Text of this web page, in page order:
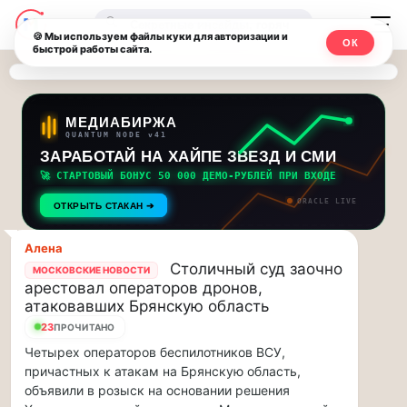
Последние
новости
и
обновления
потока:
Друзья,
приглашаем
на
музыкальную
прогулку
по
Москве
Чайковского!…
приглашаем
на
музыкальную
Москвичи.net
—
Главный
столичный
чат-
мессенджер,
новости
и
инсайды
Москвы
🔍
МЕДИАБИРЖА
QUANTUM NODE v41
ЗАРАБОТАЙ НА ХАЙПЕ ЗВЕЗД И СМИ
🚀 СТАРТОВЫЙ БОНУС 50 000 ДЕМО-РУБЛЕЙ ПРИ ВХОДЕ
ОТКРЫТЬ СТАКАН ➔ ORACLE LIVE
Алена
МОСКОВСКИЕ НОВОСТИ
Столичный суд заочно
арестовал операторов дронов,
атаковавших Брянскую область
23ПРОЧИТАНО
Четырех операторов беспилотников ВСУ,
причастных к атакам на Брянскую область,
объявили в розыск на основании решения
🍪 Мы используем файлы куки для авторизации и
быстрой работы сайта.
ОК